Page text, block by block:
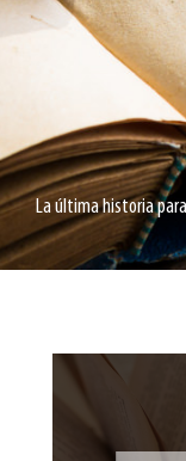
La última historia